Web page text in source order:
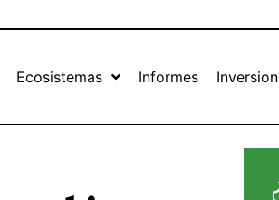
Ecosistemas Informes Inversion